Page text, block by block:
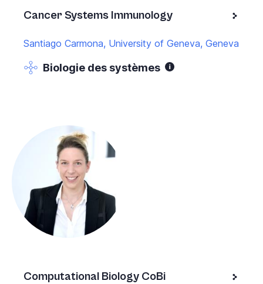
Cancer Systems Immunology
Santiago Carmona, University of Geneva, Geneva
Biologie des systèmes
Computational Biology CoBi